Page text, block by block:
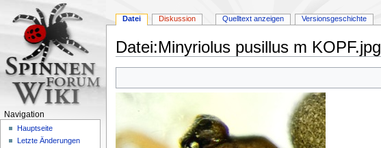
Datei:Minyriolus pusillus m KOPF.jpg
Datei Diskussion Quelltext anzeigen Versionsgeschichte
Navigation
Hauptseite
Letzte Änderungen